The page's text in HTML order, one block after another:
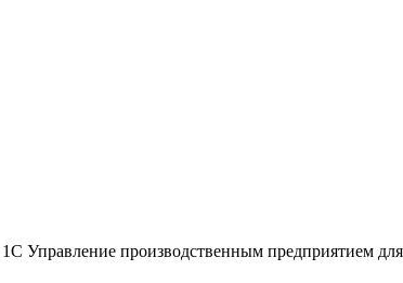
Управление производственным предприятием